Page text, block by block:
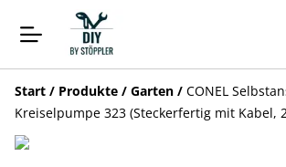
Start / Produkte / Garten / CONEL
Kreiselpumpe 323 (Steckerfertig mit Kabel,